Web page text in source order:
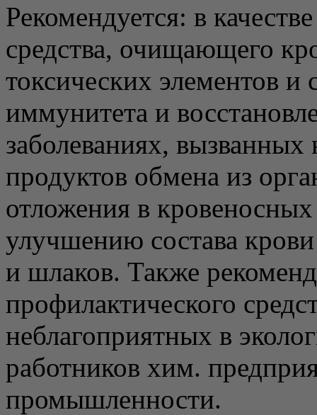
Рекомендуется: в
средства, очищающего
токсических элементов
иммунитета и
заболеваниях,
продуктов обмена из
отложения в кровеносных
улучшению состава
и шлаков. Также
профилактического
неблагоприятных в
работников хим.
промышленности.